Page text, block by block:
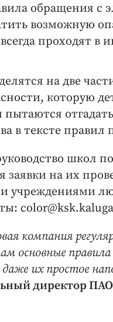
обращения с
возможную
проходят в
на две
которую
в тексте правил
школ
заявки на их
учреждениями
компания
основные
их простое
директор